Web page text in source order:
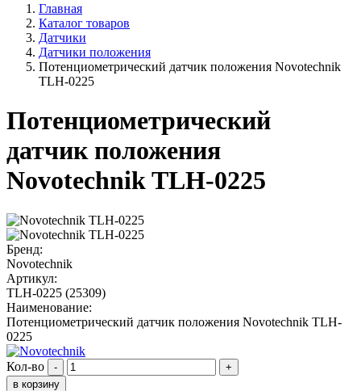
Главная
Каталог товаров
Датчики
Датчики положения
Потенциометрический датчик положения Novotechnik
TLH-0225
Потенциометрический
датчик положения
Novotechnik TLH-0225
Бренд:
Novotechnik
Артикул:
TLH-0225 (25309)
Наименование:
Потенциометрический датчик положения Novotechnik TLH-
0225
Кол-во -
+
в корзину